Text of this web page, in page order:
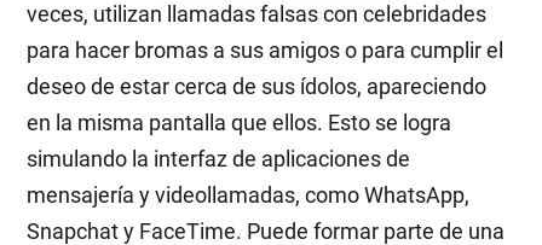
veces, utilizan llamadas falsas con celebridades
para hacer bromas a sus amigos o para cumplir el
deseo de estar cerca de sus ídolos, apareciendo
en la misma pantalla que ellos. Esto se logra
simulando la interfaz de aplicaciones de
mensajería y videollamadas, como WhatsApp,
Snapchat y FaceTime. Puede formar parte de una